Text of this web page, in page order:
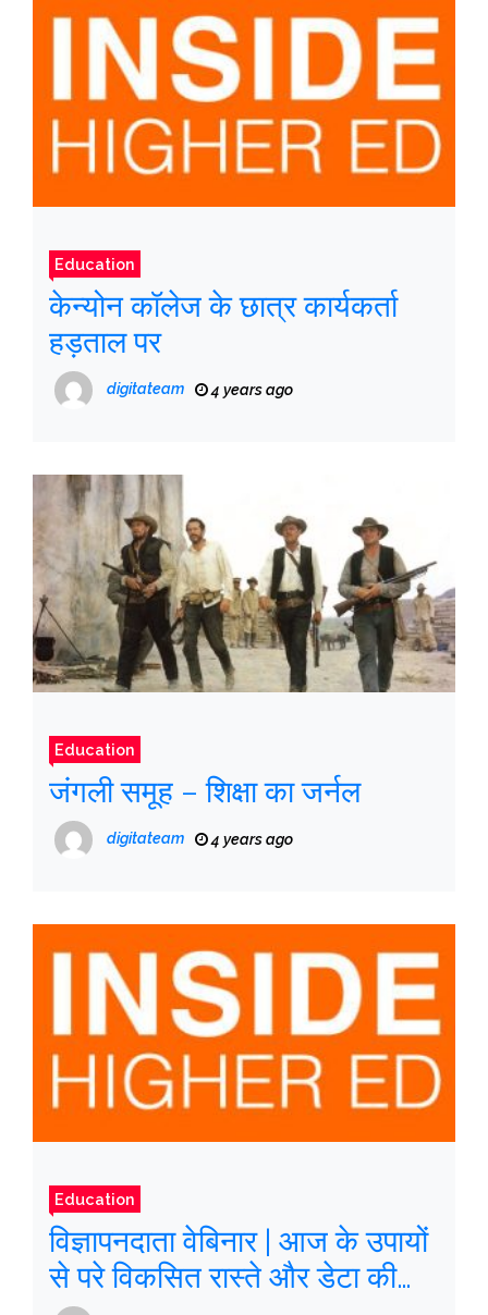
Education
केन्योन कॉलेज के छात्र कार्यकर्ता
हड़ताल पर
digitateam 4 years ago
Education
जंगली समूह – शिक्षा का जर्नल
digitateam 4 years ago
Education
विज्ञापनदाता वेबिनार | आज के उपायों
से परे विकसित रास्ते और डेटा की